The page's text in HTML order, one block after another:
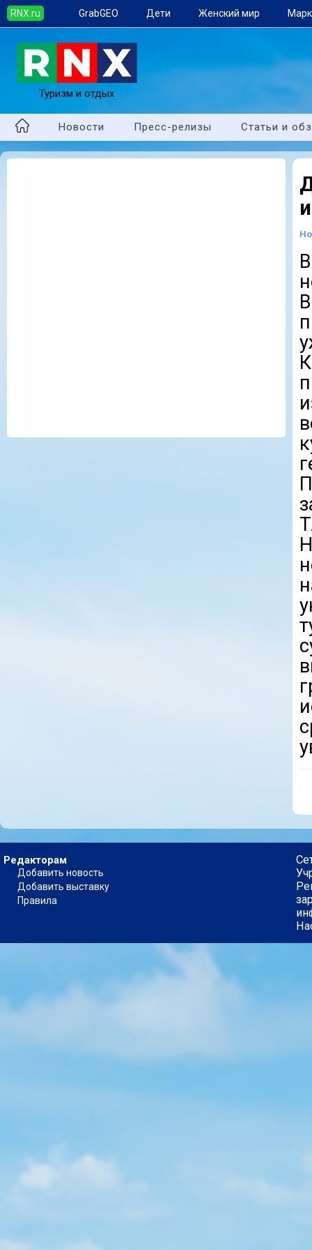
RNX.ru GrabGEO Дети Женский мир
Туризм и отдых
Новости Пресс-релизы Статьи и
Редакторам
Добавить новость
Добавить выставку
Правила